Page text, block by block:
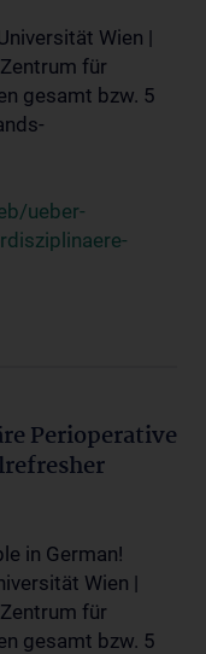
Wien |
für
gesamt bzw. 5
ueber-
Perioperative
in German!
Wien |
für
gesamt bzw. 5